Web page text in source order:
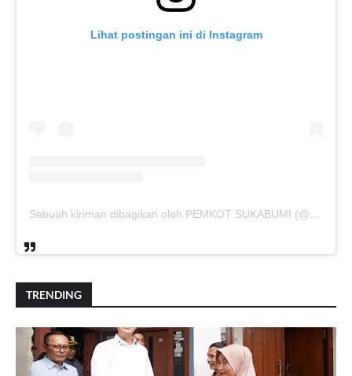
Lihat postingan ini di Instagram
Sebuah kiriman dibagikan oleh PEMKOT SUKABUMI (@pemkotsukabumi_)
TRENDING